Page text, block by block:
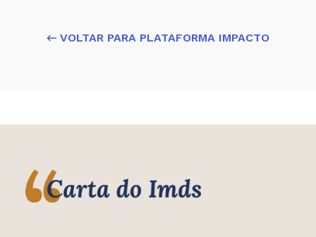
← VOLTAR PARA PLATAFORMA IMPACTO